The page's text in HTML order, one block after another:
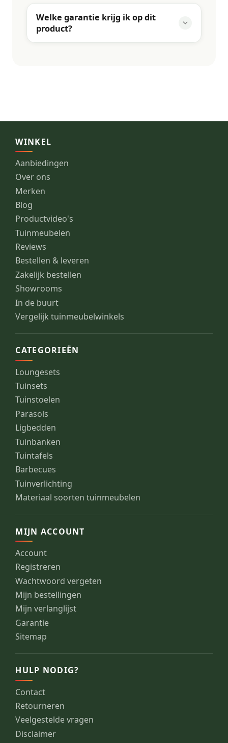
Welke garantie krijg ik op dit
product?
WINKEL
Aanbiedingen
Over ons
Merken
Blog
Productvideo's
Tuinmeubelen
Reviews
Bestellen & leveren
Zakelijk bestellen
Showrooms
In de buurt
Vergelijk tuinmeubelwinkels
CATEGORIEËN
Loungesets
Tuinsets
Tuinstoelen
Parasols
Ligbedden
Tuinbanken
Tuintafels
Barbecues
Tuinverlichting
Materiaal soorten tuinmeubelen
MIJN ACCOUNT
Account
Registreren
Wachtwoord vergeten
Mijn bestellingen
Mijn verlanglijst
Garantie
Sitemap
HULP NODIG?
Contact
Retourneren
Veelgestelde vragen
Disclaimer